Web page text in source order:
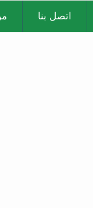
اتصل بنا